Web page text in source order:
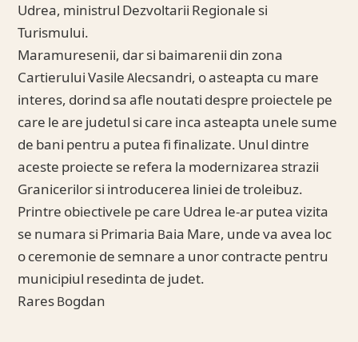
Udrea, ministrul Dezvoltarii Regionale si
Turismului.
Maramuresenii, dar si baimarenii din zona
Cartierului Vasile Alecsandri, o asteapta cu mare
interes, dorind sa afle noutati despre proiectele pe
care le are judetul si care inca asteapta unele sume
de bani pentru a putea fi finalizate. Unul dintre
aceste proiecte se refera la modernizarea strazii
Granicerilor si introducerea liniei de troleibuz.
Printre obiectivele pe care Udrea le-ar putea vizita
se numara si Primaria Baia Mare, unde va avea loc
o ceremonie de semnare a unor contracte pentru
municipiul resedinta de judet.
Rares Bogdan